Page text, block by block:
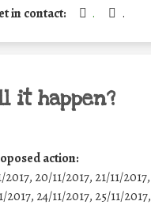
in contact:
. .
it happen?
action:
2017, 20/11/2017, 21/11/2017,
2017, 24/11/2017, 25/11/2017,